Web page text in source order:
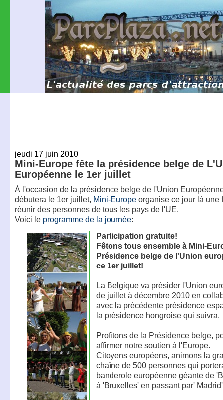
jeudi 17 juin 2010
Mini-Europe fête la présidence belge de
Européenne le 1er juillet
À l'occasion de la présidence belge de l'Union
débutera le 1er juillet, Mini-Europeorganise ce jour là une
réunir des personnes de tous les pays de l'UE.
Voici le programme de la journée:
Participation gratuite!
Fêtons tous ensemble à Mini-
Présidence belge de l'Union
ce 1er juillet!
La Belgique va présider l'Union
de juillet à décembre 2010 en
avec la précédente présidence
la présidence hongroise qui suivra.
Profitons de la Présidence belge,
affirmer notre soutien à l'Europe.
Citoyens européens, animons la
chaîne de 500 personnes qui
banderole européenne géante de
à 'Bruxelles' en passant par'